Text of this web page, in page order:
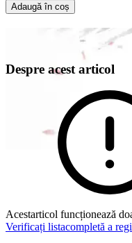
Adaugă în coș
Despre acest articol
Acestarticol funcționează
Verificați listacompletă a